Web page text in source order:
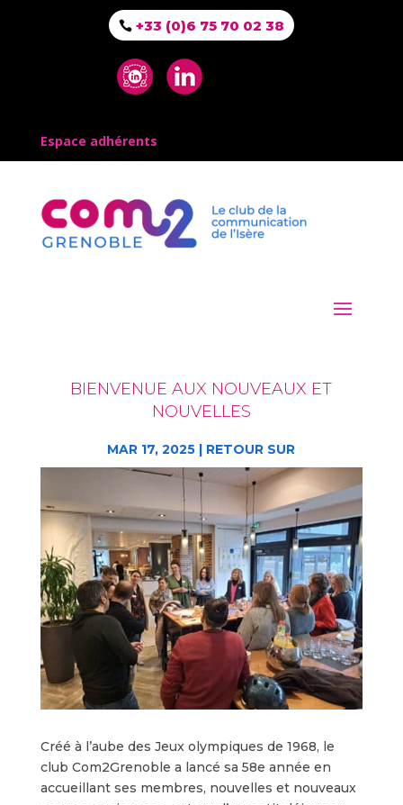
+33 (0)6 75 70 02 38
Espace adhérents
BIENVENUE AUX NOUVEAUX ET
NOUVELLES
MAR 17, 2025 | RETOUR SUR
Créé à l’aube des Jeux olympiques de 1968, le
club Com2Grenoble a lancé sa 58e année en
accueillant ses membres, nouvelles et nouveaux